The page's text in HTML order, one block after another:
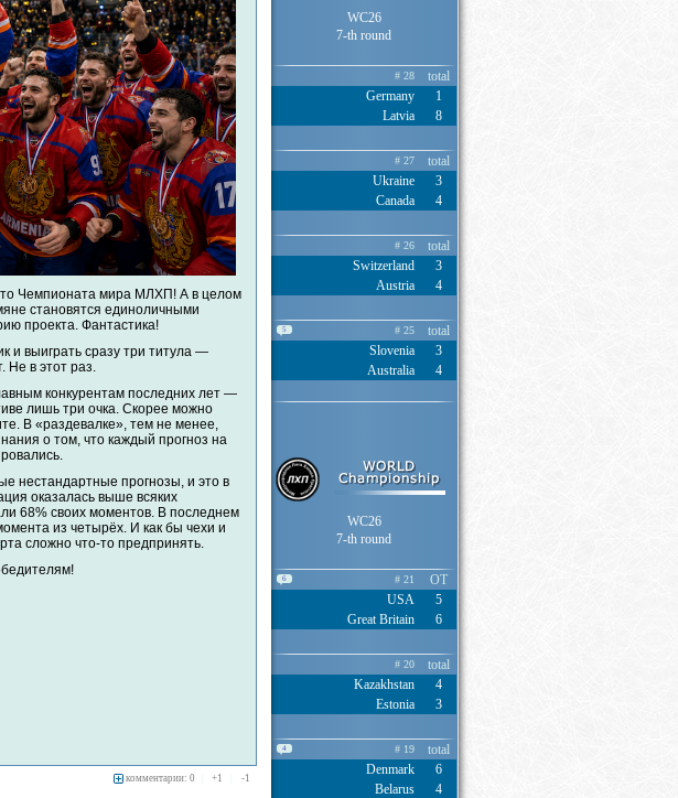
Чемпионата мира МЛХП! А в целом
становятся единоличными
проекта. Фантастика!
и выиграть сразу три титула —
Не в этот раз.
конкурентам последних лет —
лишь три очка. Скорее можно
В «раздевалке», тем не менее,
о том, что каждый прогноз на
нестандартные прогнозы, и это в
оказалась выше всяких
68% своих моментов. В последнем
из четырёх. И как бы чехи и
сложно что-то предпринять.
комментарии: 0 +1 -1
WC26
7-th round
# 28
total
Germany
Latvia
1
8
# 27
total
Ukraine
Canada
3
4
# 26
total
Switzerland
Austria
3
4
5 # 25
total
Slovenia
Australia
3
4
WC26
7-th round
6 # 21
OT
USA
Great Britain
5
6
# 20
total
Kazakhstan
Estonia
4
3
4 # 19
total
Denmark
Belarus
6
4